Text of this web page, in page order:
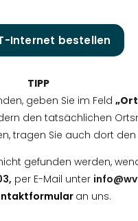
Internet bestellen
TIPP
geben Sie im Feld
den tatsächlichen
tragen Sie auch dort
gefunden werden,
per E-Mail unter
an uns.